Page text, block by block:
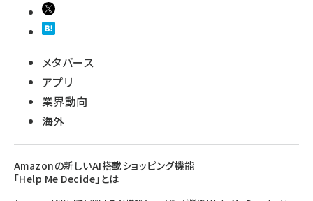
メタバース
アプリ
業界動向
海外
Amazonの新しいAI搭載ショッピング機能
「Help Me Decide」とは